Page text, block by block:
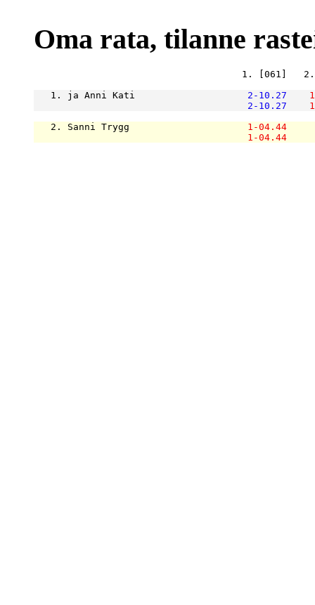
Oma rata, tilanne
1. [061]
   1. ja Anni Kati
2-10.27
2-10.27
   2. Sanni Trygg
1-04.44
1-04.44